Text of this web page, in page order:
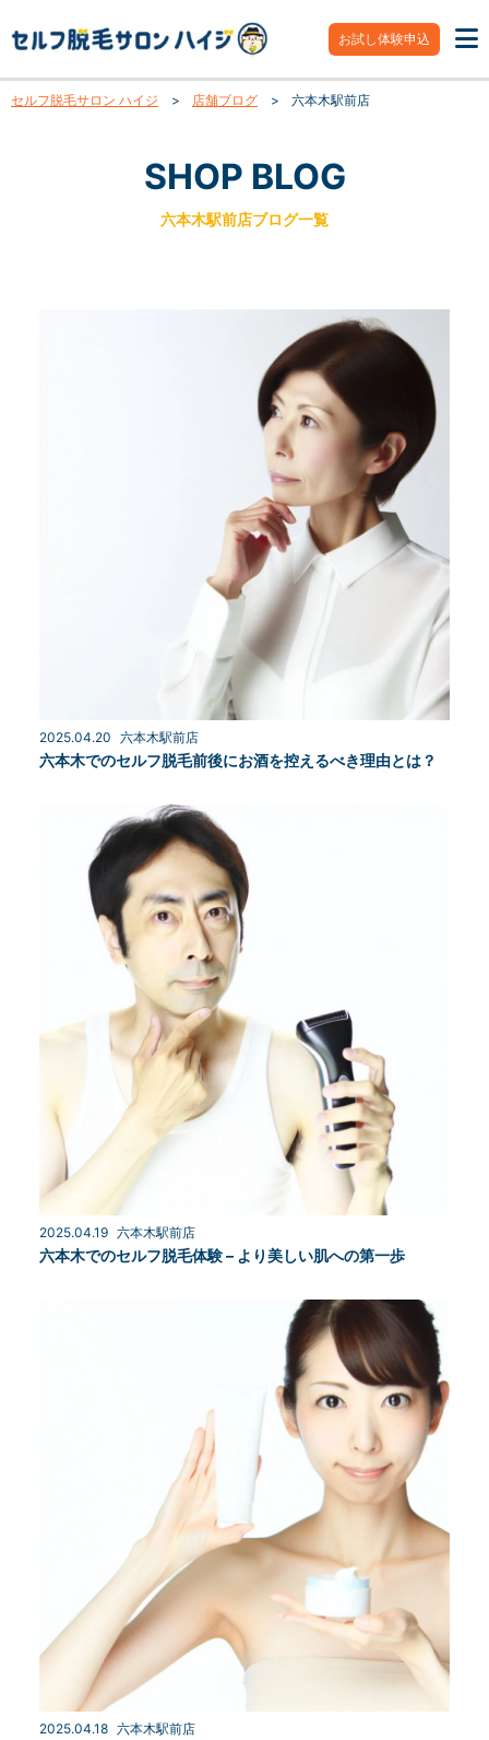
お試し体験申込
セルフ脱毛サロン ハイジ > 店舗ブログ > 六本木駅前店
SHOP BLOG
六本木駅前店ブログ一覧
2025.04.20 六本木駅前店
六本木でのセルフ脱毛前後にお酒を控えるべき理由とは？
2025.04.19 六本木駅前店
六本木でのセルフ脱毛体験 – より美しい肌への第一歩
2025.04.18 六本木駅前店